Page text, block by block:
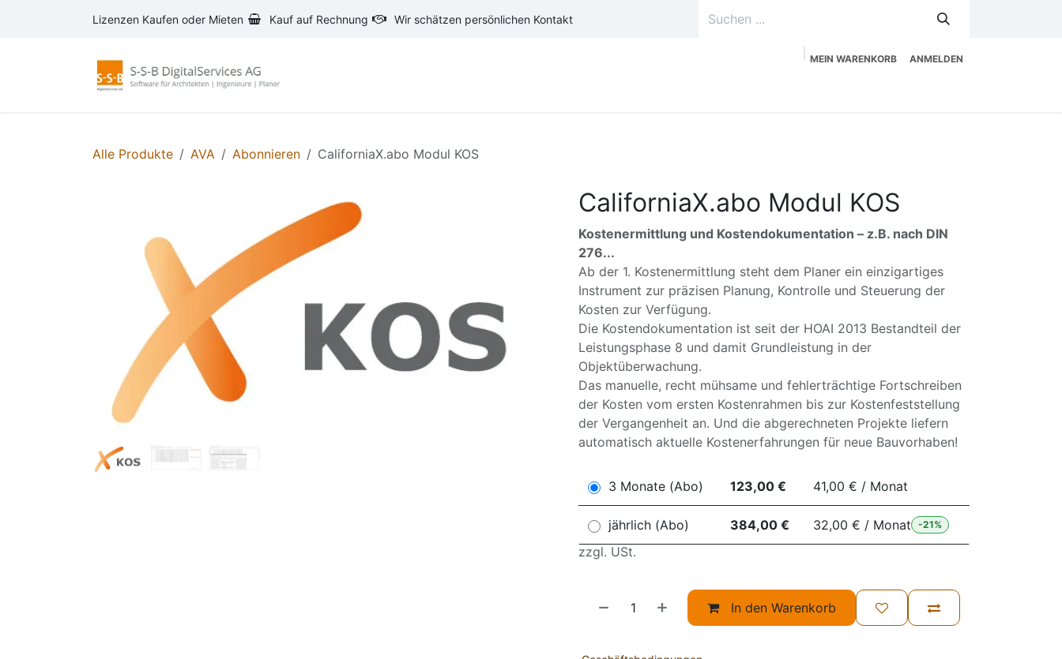
Lizenzen Kaufen oder Mieten Kauf auf Rechnung Wir schätzen persönlichen Kontakt
MEIN WARENKORB ANMELDEN
Alle Produkte AVA Abonnieren CaliforniaX.abo Modul KOS
CaliforniaX.abo Modul KOS
Kostenermittlung und Kostendokumentation – z.B. nach DIN
276...
Ab der 1. Kostenermittlung steht dem Planer ein einzigartiges
Instrument zur präzisen Planung, Kontrolle und Steuerung der
Kosten zur Verfügung.
Die Kostendokumentation ist seit der HOAI 2013 Bestandteil der
Leistungsphase 8 und damit Grundleistung in der
Objektüberwachung.
Das manuelle, recht mühsame und fehlerträchtige Fortschreiben
der Kosten vom ersten Kostenrahmen bis zur Kostenfeststellung
der Vergangenheit an. Und die abgerechneten Projekte liefern
automatisch aktuelle Kostenerfahrungen für neue Bauvorhaben!
3 Monate (Abo) 123,00 € 41,00 € / Monat
jährlich (Abo) 384,00 € 32,00 € / Monat -21%
zzgl. USt.
In den Warenkorb